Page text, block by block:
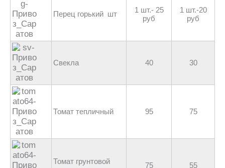
Перец горький шт
1 шт.- 25
руб
1 шт.-20
руб
Свекла 40 30
Томат тепличный 95 75
Томат грунтовой
75 55